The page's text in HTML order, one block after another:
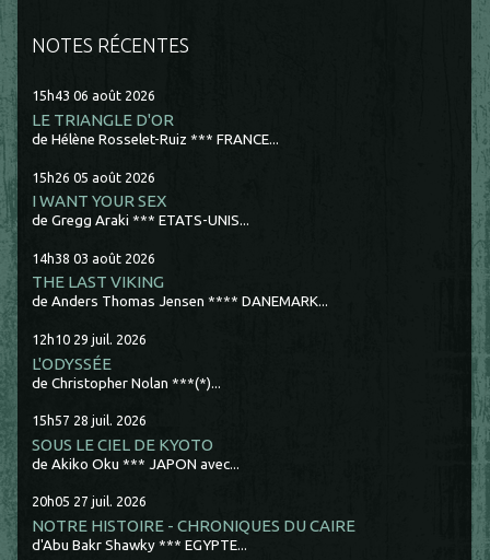
NOTES RÉCENTES
15h43 06 août 2026
LE TRIANGLE D'OR
de Hélène Rosselet-Ruiz *** FRANCE...
15h26 05 août 2026
I WANT YOUR SEX
de Gregg Araki *** ETATS-UNIS...
14h38 03 août 2026
THE LAST VIKING
de Anders Thomas Jensen **** DANEMARK...
12h10 29 juil. 2026
L'ODYSSÉE
de Christopher Nolan ***(*)...
15h57 28 juil. 2026
SOUS LE CIEL DE KYOTO
de Akiko Oku *** JAPON avec...
20h05 27 juil. 2026
NOTRE HISTOIRE - CHRONIQUES DU CAIRE
d'Abu Bakr Shawky *** EGYPTE...